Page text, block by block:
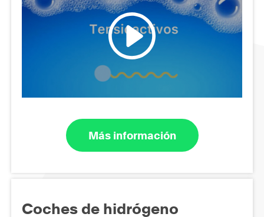
Más información
Coches de hidrógeno